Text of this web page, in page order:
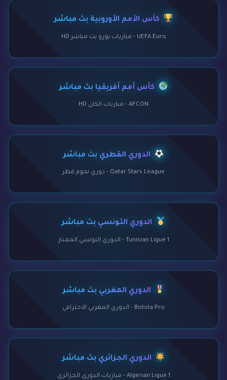
كأس الأمم الأوروبية بث مباشر
UEFA Euro - مباريات يورو بث مباشر HD
كأس أمم أفريقيا بث مباشر
AFCON - مباريات الكان HD
الدوري القطري بث مباشر
Qatar Stars League - دوري نجوم قطر
الدوري التونسي بث مباشر
Tunisian Ligue 1 - الدوري التونسي الممتاز
الدوري المغربي بث مباشر
Botola Pro - الدوري المغربي الاحترافي
الدوري الجزائري بث مباشر
Algerian Ligue 1 - مباريات الدوري الجزائري